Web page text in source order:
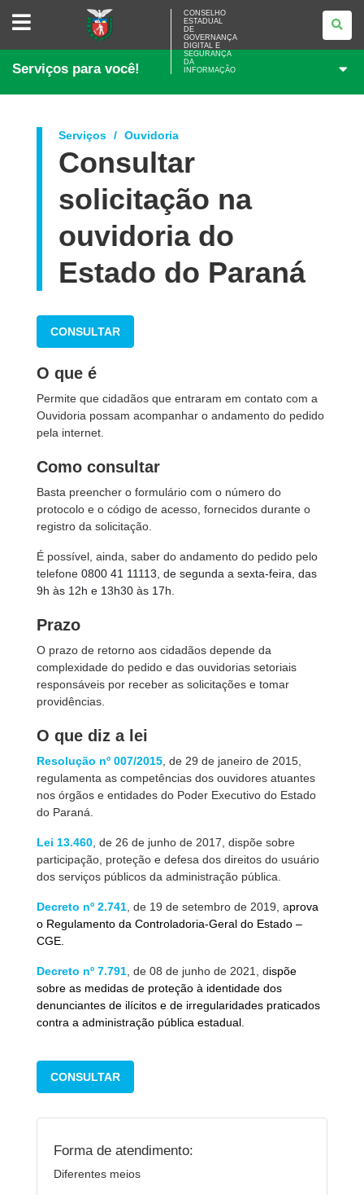
CONSELHO
ESTADUAL
GOVERNANÇA
E
DA
CONSELHO
ESTADUAL
DE
GOVERNANÇA
DIGITAL E
SEGURANÇA
DA
INFORMAÇÃO
Serviços para você!
Serviços Ouvidoria
Consultar
solicitação na
ouvidoria do
Estado do Paraná
CONSULTAR
O que é
Permite que cidadãos que entraram em contato com a
Ouvidoria possam acompanhar o andamento do pedido
pela internet.
Como consultar
Basta preencher o formulário com o número do
protocolo e o código de acesso, fornecidos durante o
registro da solicitação.
É possível, ainda, saber do andamento do pedido pelo
telefone 0800 41 11113, de segunda a sexta-feira, das
9h às 12h e 13h30 às 17h.
Prazo
O prazo de retorno aos cidadãos depende da
complexidade do pedido e das ouvidorias setoriais
responsáveis por receber as solicitações e tomar
providências.
O que diz a lei
Resolução nº 007/2015 , de 29 de janeiro de 2015,
regulamenta as competências dos ouvidores atuantes
nos órgãos e entidades do Poder Executivo do Estado
do Paraná.
Lei 13.460 , de 26 de junho de 2017, dispõe sobre
participação, proteção e defesa dos direitos do usuário
dos serviços públicos da administração pública.
Decreto nº 2.741 , de 19 de setembro de 2019, aprova
o Regulamento da Controladoria-Geral do Estado –
CGE.
Decreto nº 7.791 , de 08 de junho de 2021, dispõe
sobre as medidas de proteção à identidade dos
denunciantes de ilícitos e de irregularidades praticados
contra a administração pública estadual.
CONSULTAR
Forma de atendimento:
Diferentes meios